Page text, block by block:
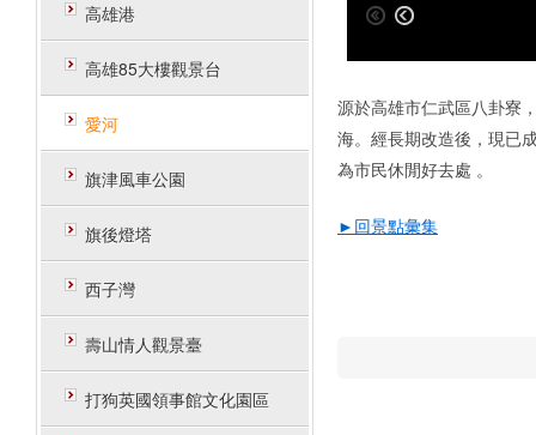
高雄港
高雄85大樓觀景台
愛河
旗津風車公園
旗後燈塔
西子灣
壽山情人觀景臺
打狗英國領事館文化園區
源於高雄市仁武區八卦寮
海。經長期改造後，現已
為市民休閒好去處 。
►回景點彙集